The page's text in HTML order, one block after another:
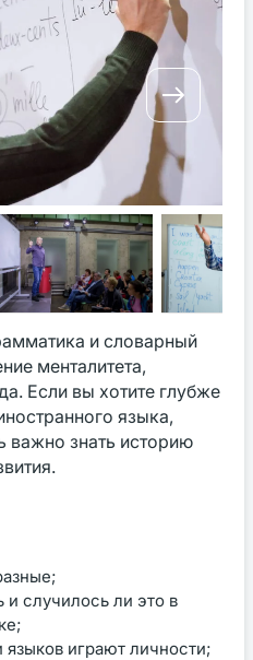
и словарный
менталитета,
Если вы хотите глубже
языка,
важно знать историю
и случилось ли это в
языков играют личности;